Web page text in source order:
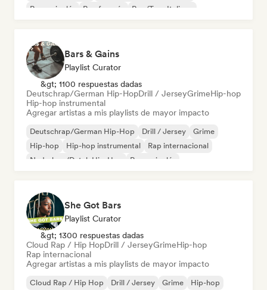
Rap en inglés
Rap francés Rap/Trap Italiano
Bars & Gains
Playlist Curator
&gt; 1100 respuestas dadas
Deutschrap/German Hip-HopDrill / JerseyGrimeHip-hop
Hip-hop instrumental
Agregar artistas a mis playlists de mayor impacto
Deutschrap/German Hip-Hop Drill / Jersey
Grime
Hip-hop
Hip-hop instrumental
Rap internacional
Nederhop/Dutch Hip-Hop
Rap en inglés
She Got Bars
Playlist Curator
&gt; 1300 respuestas dadas
Cloud Rap / Hip HopDrill / JerseyGrimeHip-hop
Rap internacional
Agregar artistas a mis playlists de mayor impacto
Cloud Rap / Hip Hop Drill / Jersey Grime
Hip-hop